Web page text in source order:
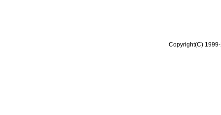
Copyright(C)